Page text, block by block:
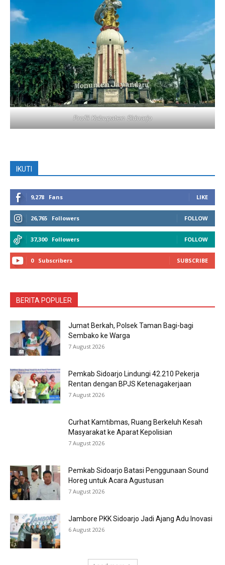
Profil Kabupaten Sidoarjo
IKUTI
9,278 Fans LIKE
26,765 Followers FOLLOW
37,300 Followers FOLLOW
0 Subscribers SUBSCRIBE
BERITA POPULER
Jumat Berkah, Polsek Taman Bagi-bagi
Sembako ke Warga
7 August 2026
Pemkab Sidoarjo Lindungi 42.210 Pekerja
Rentan dengan BPJS Ketenagakerjaan
7 August 2026
Curhat Kamtibmas, Ruang Berkeluh Kesah
Masyarakat ke Aparat Kepolisian
7 August 2026
Pemkab Sidoarjo Batasi Penggunaan Sound
Horeg untuk Acara Agustusan
7 August 2026
Jambore PKK Sidoarjo Jadi Ajang Adu Inovasi
6 August 2026